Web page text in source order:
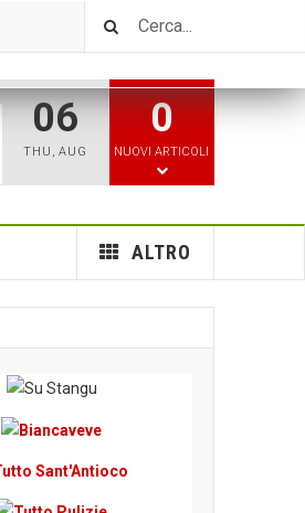
06
THU , AUG
0
NUOVI ARTICOLI
ALTRO